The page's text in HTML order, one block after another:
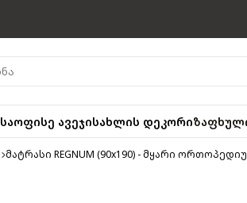
საოფისე ავეჯისახლის დეკორი
მატრასი REGNUM (90x190) - მყარი